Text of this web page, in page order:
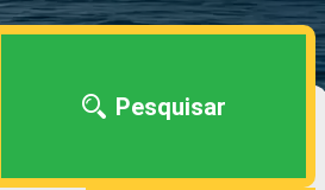
Pesquisar